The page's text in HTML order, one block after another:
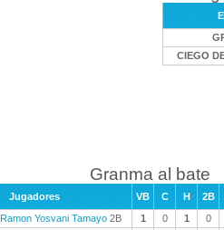
CIEGO
Granma al bate
Jugadores VB C H 2B
Ramon Yosvani Tamayo 2B 1 0 1 0